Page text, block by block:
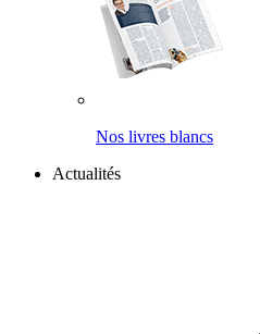
Nos livres blancs
Actualités